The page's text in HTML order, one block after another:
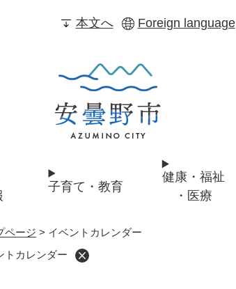
本文へ Foreign language
子育て・教育
健康・福祉
・医療
ページ > イベントカレンダー
トカレンダー